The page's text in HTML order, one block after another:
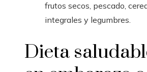
frutos secos, pescado,
integrales y legumbres.
Dieta